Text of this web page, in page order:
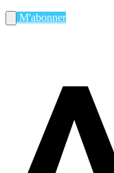
M'abonner